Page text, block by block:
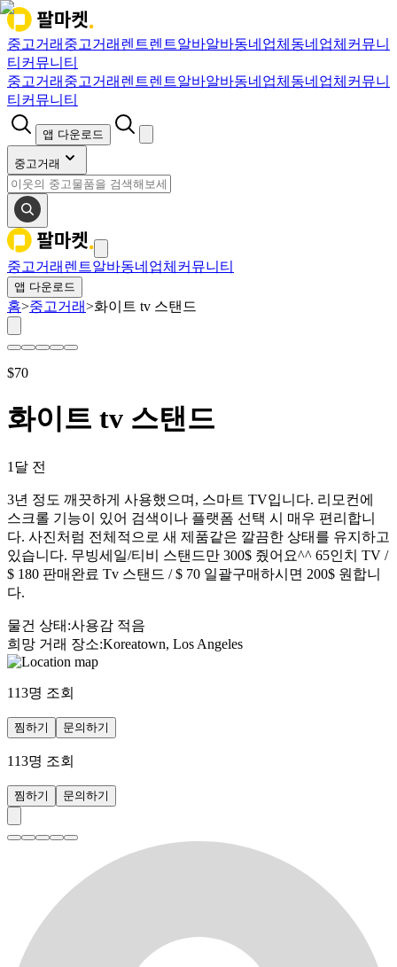
중고거래 중고거래 렌트렌트알바알바동네업체 동네업체 커뮤니
티 커뮤니티
중고거래 중고거래 렌트렌트알바알바동네업체 동네업체 커뮤니
티 커뮤니티
앱 다운로드
중고거래
중고거래 렌트알바동네업체 커뮤니티
앱 다운로드
홈>중고거래>화이트 tv 스탠드
$70
화이트 tv 스탠드
1달 전
3년 정도 깨끗하게 사용했으며, 스마트 TV입니다. 리모컨에
스크롤 기능이 있어 검색이나 플랫폼 선택 시 매우 편리합니
다. 사진처럼 전체적으로 새 제품같은 깔끔한 상태를 유지하고
있습니다. 무빙세일/티비 스탠드만 300$ 줬어요^^ 65인치 TV /
$ 180 판매완료 Tv 스탠드 / $ 70 일괄구매하시면 200$ 원합니
다.
물건 상태 :사용감 적음
희망 거래 장소:Koreatown, Los Angeles
113명 조회
찜하기 문의하기
113명 조회
찜하기 문의하기